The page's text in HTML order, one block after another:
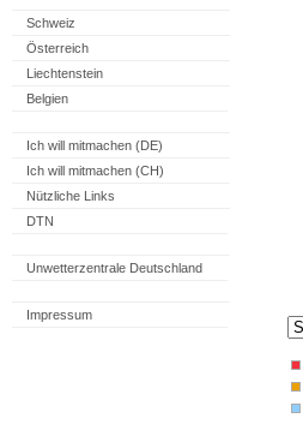
Schweiz
Österreich
Liechtenstein
Belgien
Ich will mitmachen (DE)
Ich will mitmachen (CH)
Nützliche Links
DTN
Unwetterzentrale Deutschland
Impressum